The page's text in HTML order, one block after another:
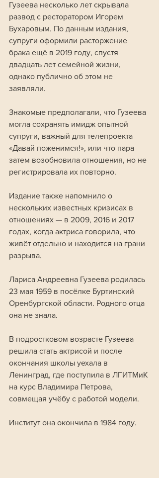
Гузеева несколько лет скрывала
развод с ресторатором Игорем
Бухаровым. По данным издания,
супруги оформили расторжение
брака ещё в 2019 году, спустя
двадцать лет семейной жизни,
однако публично об этом не
заявляли.
Знакомые предполагали, что Гузеева
могла сохранять имидж опытной
супруги, важный для телепроекта
«Давай поженимся!», или что пара
затем возобновила отношения, но не
регистрировала их повторно.
Издание также напомнило о
нескольких известных кризисах в
отношениях — в 2009, 2016 и 2017
годах, когда актриса говорила, что
живёт отдельно и находится на грани
разрыва.
Лариса Андреевна Гузеева родилась
23 мая 1959 в посёлке Буртинский
Оренбургской области. Родного отца
она не знала.
В подростковом возрасте Гузеева
решила стать актрисой и после
окончания школы уехала в
Ленинград, где поступила в ЛГИТМиК
на курс Владимира Петрова,
совмещая учёбу с работой модели.
Институт она окончила в 1984 году.